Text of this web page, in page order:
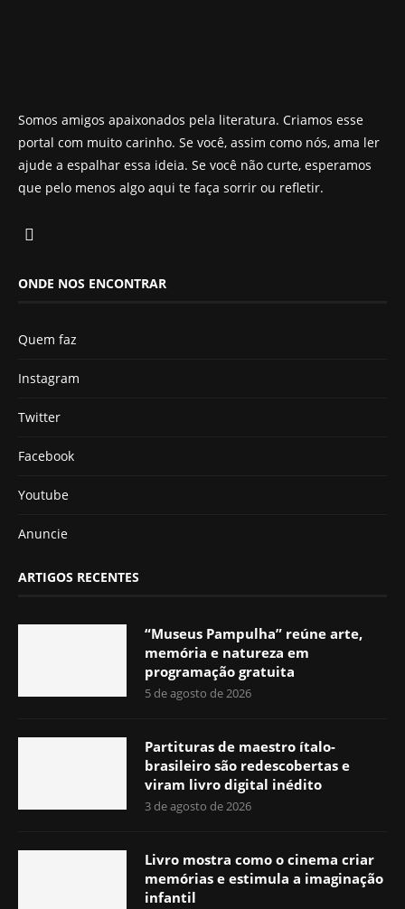
Somos amigos apaixonados pela literatura. Criamos esse
portal com muito carinho. Se você, assim como nós, ama ler
ajude a espalhar essa ideia. Se você não curte, esperamos
que pelo menos algo aqui te faça sorrir ou refletir.
ONDE NOS ENCONTRAR
Quem faz
Instagram
Twitter
Facebook
Youtube
Anuncie
ARTIGOS RECENTES
“Museus Pampulha” reúne arte,
memória e natureza em
programação gratuita
5 de agosto de 2026
Partituras de maestro ítalo-
brasileiro são redescobertas e
viram livro digital inédito
3 de agosto de 2026
Livro mostra como o cinema criar
memórias e estimula a imaginação
infantil